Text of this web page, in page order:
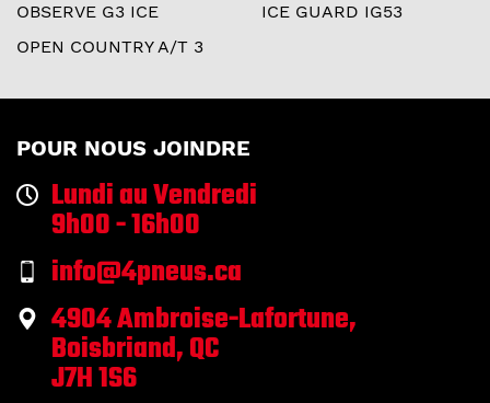
OBSERVE G3 ICE
OPEN COUNTRY A/T 3
ICE GUARD IG53
POUR NOUS JOINDRE
Lundi au Vendredi
9h00 - 16h00
info@4pneus.ca
4904 Ambroise-Lafortune,
Boisbriand, QC
J7H 1S6